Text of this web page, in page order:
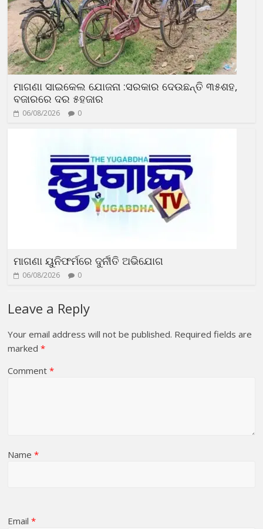
ମାଗଣା ସାଇକେଲ ଯୋଜନା :ସରକାର ଦେଉଛନ୍ତି ୩୫ଶହ,
ବଜାରରେ ଦର ୫ହଜାର
06/08/2026 0
ମାଗଣା ୟୁନିଫର୍ମରେ ଦୁର୍ନୀତି ଅଭିଯୋଗ
06/08/2026 0
Leave a Reply
Your email address will not be published. Required fields are
marked*
Comment*
Name*
Email*